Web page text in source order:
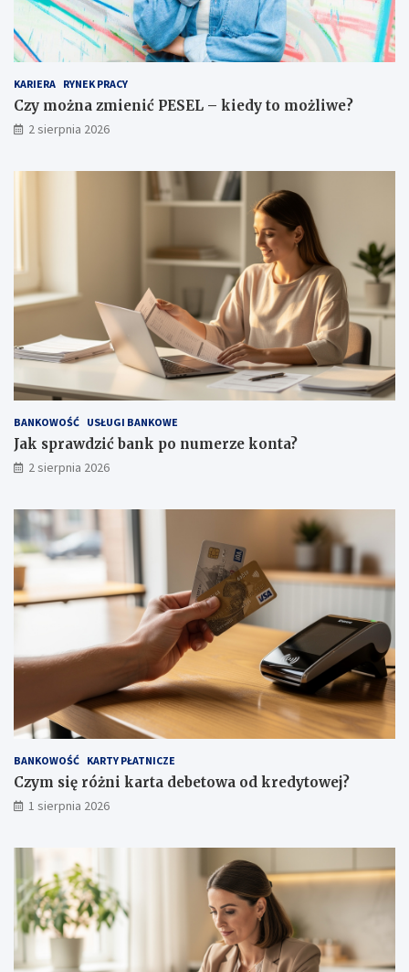
KARIERA RYNEK PRACY
Czy można zmienić PESEL – kiedy to możliwe?
2 sierpnia 2026
BANKOWOŚĆ USŁUGI BANKOWE
Jak sprawdzić bank po numerze konta?
2 sierpnia 2026
BANKOWOŚĆ KARTY PŁATNICZE
Czym się różni karta debetowa od kredytowej?
1 sierpnia 2026